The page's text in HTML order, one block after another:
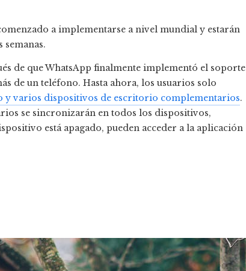
a implementarse a nivel mundial y estarán
de que WhatsApp finalmente implementó el soporte
de un teléfono. Hasta ahora, los usuarios solo
y varios dispositivos de escritorio complementarios.
se sincronizarán en todos los dispositivos,
está apagado, pueden acceder a la aplicación